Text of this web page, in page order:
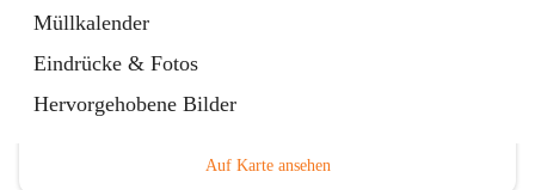
Müllkalender
Eindrücke & Fotos
Hervorgehobene BilderHauptadresse
Auf Karte ansehen